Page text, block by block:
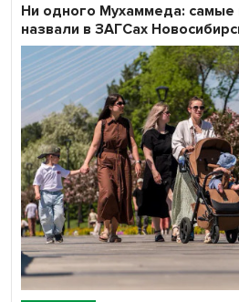
Ни одного Мухаммеда:
назвали в ЗАГСах